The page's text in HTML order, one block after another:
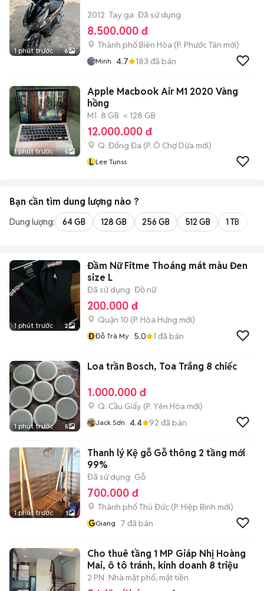
1 phút trước 6
2012 Tay ga Đã sử dụng
8.500.000 đ
Thành phố Biên Hòa (P. Phước Tân mới)
Minh 4.7 183 đã bán
1 phút trước 5
Apple Macbook Air M1 2020 Vàng
hồng
M1 8 GB < 128 GB
12.000.000 đ
Q. Đống Đa (P. Ô Chợ Dừa mới)
L Lee Tunss
Bạn cần tìm dung lượng nào ?
Dung lượng: 64 GB 128 GB 256 GB 512 GB 1 TB
1 phút trước 2
Đầm Nữ Fitme Thoáng mát màu Đen
size L
Đã sử dụng Đồ nữ
200.000 đ
Quận 10 (P. Hòa Hưng mới)
ĐĐỗ Trà My 5.0 1 đã bán
1 phút trước 5
Loa trần Bosch, Toa Trắng 8 chiếc
1.000.000 đ
Q. Cầu Giấy (P. Yên Hòa mới)
Jack Sơn 4.4 92 đã bán
1 phút trước 1
Thanh lý Kệ gỗ Gỗ thông 2 tầng mới
99%
Đã sử dụng Gỗ
700.000 đ
Thành phố Thủ Đức (P. Hiệp Bình mới)
GGiang 7 đã bán
Cho thuê tầng 1 MP Giáp Nhị Hoàng
Mai, ô tô tránh, kinh doanh 8 triệu
2 PN Nhà mặt phố, mặt tiền